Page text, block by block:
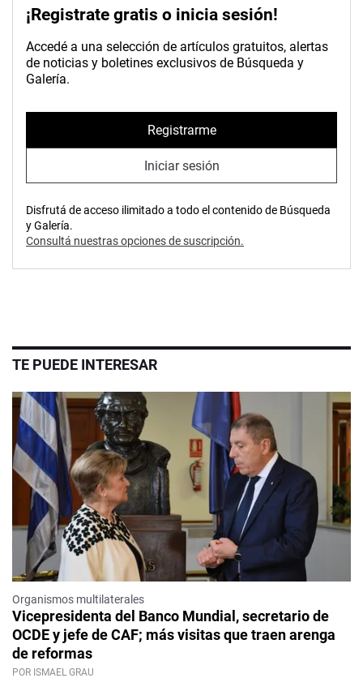
¡Registrate gratis o inicia sesión!
Accedé a una selección de artículos gratuitos, alertas
de noticias y boletines exclusivos de Búsqueda y
Galería.
Registrarme
Iniciar sesión
Disfrutá de acceso ilimitado a todo el contenido de Búsqueda
y Galería.
Consultá nuestras opciones de suscripción.
TE PUEDE INTERESAR
Organismos multilaterales
Vicepresidenta del Banco Mundial, secretario de
OCDE y jefe de CAF; más visitas que traen arenga
de reformas
POR ISMAEL GRAU